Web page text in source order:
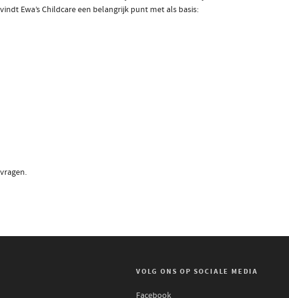
Ewa’s Childcare een belangrijk punt met als basis:
VOLG ONS OP SOCIALE MEDIA
Facebook